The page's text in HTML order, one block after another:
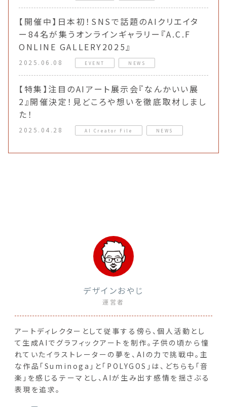
【開催中】日本初！SNSで話題のAIクリエイタ
ー84名が集うオンラインギャラリー『A.C.F
ONLINE GALLERY2025』
2025.06.08 EVENT NEWS
【特集】注目のAIアート展示会『なんかいい展
2』開催決定！見どころや想いを徹底取材しまし
た！
2025.04.28 AI Creator File NEWS
デザインおやじ
運営者
アートディレクターとして従事する傍ら、個人活動とし
て生成AIでグラフィックアートを制作。子供の頃から憧
れていたイラストレーターの夢を、AIの力で挑戦中。主
な作品「Suminoga」と「POLYGOS」は、どちらも「音
楽」を感じるテーマとし、AIが生み出す感情を揺さぶる
表現を追求。